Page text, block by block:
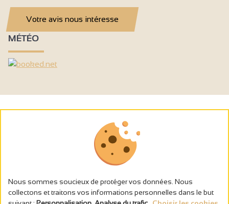
Votre avis nous intéresse
MÉTÉO
Nous sommes soucieux de protéger vos données. Nous
collectons et traitons vos informations personnelles dans le but